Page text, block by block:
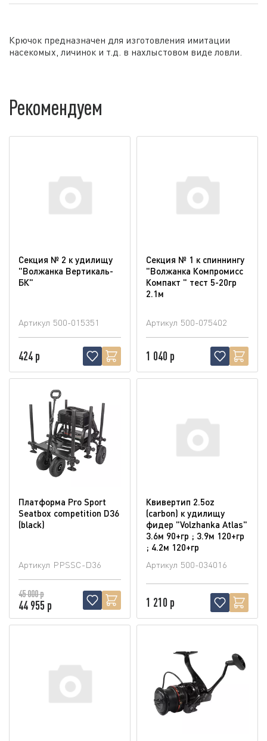
Крючок предназначен для изготовления имитации
насекомых, личинок и т.д. в нахлыстовом виде ловли.
Рекомендуем
Секция № 2 к удилищу
"Волжанка Вертикаль-
БК"
Артикул 500-015351
424 р
Секция № 1 к спиннингу
"Волжанка Компромисс
Компакт " тест 5-20гр
2.1м
Артикул 500-075402
1 040 р
Платформа Pro Sport
Seatbox competition D36
(blaсk)
Артикул PPSSC-D36
45 000 р
44 955 р
Квивертип 2.5oz
(carbon) к удилищу
фидер "Volzhanka Atlas"
3.6м 90+гр ; 3.9м 120+гр
; 4.2м 120+гр
Артикул 500-034016
1 210 р